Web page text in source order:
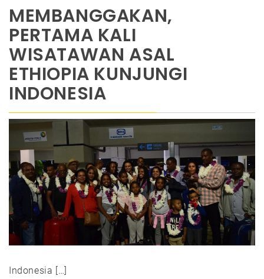
MEMBANGGAKAN,
PERTAMA KALI
WISATAWAN ASAL
ETHIOPIA KUNJUNGI
INDONESIA
Indonesia […]